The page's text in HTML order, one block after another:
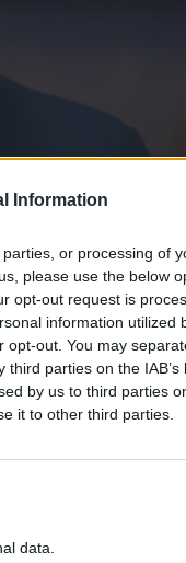
Information
or processing of
please use the below
opt-out request is
information utilized
out. You may
parties on the IAB’s
by us to third parties
it to other third parties.
data.